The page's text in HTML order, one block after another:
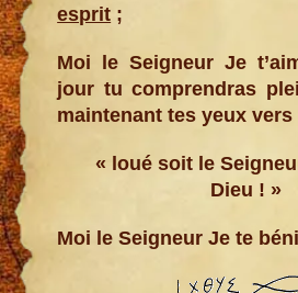
esprit ;
Moi le Seigneur Je
jour tu comprendras
maintenant tes yeux
« loué soit le
Dieu ! »
Moi le Seigneur Je te